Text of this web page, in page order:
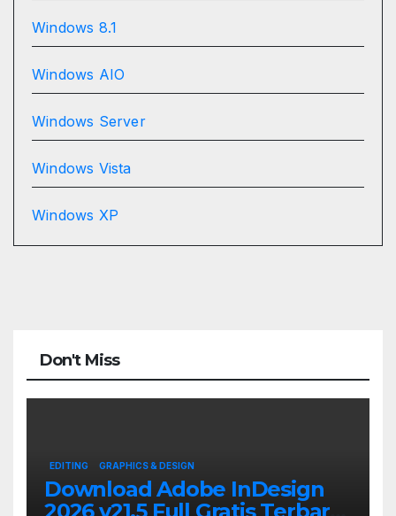
Windows 8.1
Windows AIO
Windows Server
Windows Vista
Windows XP
Don't Miss
EDITING GRAPHICS & DESIGN
Download Adobe InDesign